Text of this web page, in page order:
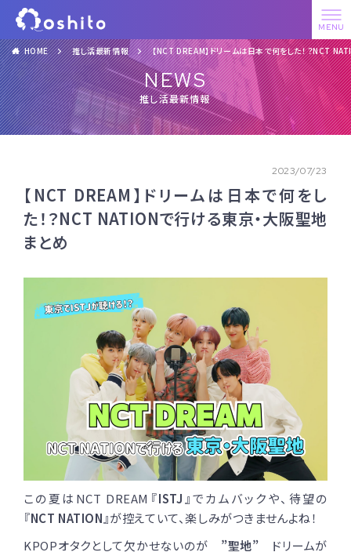
HOME 推し活最新情報 【NCT DREAM】ドリームは日本で何をした！？NCT
NEWS
推し活最新情報
2023/07/23
【NCT DREAM】ドリームは日本で何をし
た！？NCT NATIONで行ける東京・大阪聖地
まとめ
この夏はNCT DREAM『ISTJ 』でカムバックや、待望の
『NCT NATION 』が控えていて、楽しみがつきませんよね！
KPOPオタクとして欠かせないのが ”聖地” ドリームが